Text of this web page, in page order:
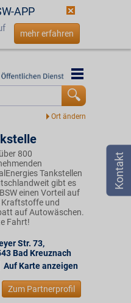
APP
mehr erfahren
800
Tankstellen
gibt es
einen Vorteil auf
Kraftstoffe und
auf Autowäschen.
Fahrt!
Str. 73,
Bad Kreuznach
Auf Karte anzeigen
Zum Partnerprofil